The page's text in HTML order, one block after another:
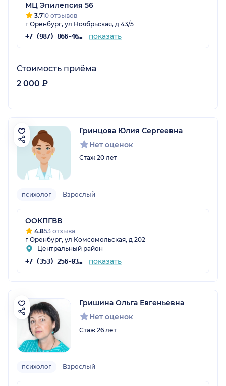
МЦ Эпилепсия 56
3.710 отзывов
г Оренбург, ул Ноябрьская, д 43/5
+7 (987) 866-46-04 показать
Стоимость приёма
2 000 ₽
Гринцова Юлия Сергеевна
Нет оценок
Стаж 20 лет
психолог Взрослый
ООКПГВВ
4.853 отзыва
г Оренбург, ул Комсомольская, д 202
Центральный район
+7 (353) 256-03-18 показать
Гришина Ольга Евгеньевна
Нет оценок
Стаж 26 лет
психолог Взрослый